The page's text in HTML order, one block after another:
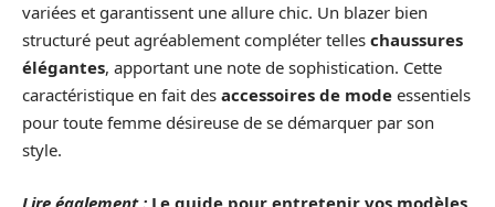
variées et garantissent une allure chic. Un blazer bien
structuré peut agréablement compléter telles chaussures
élégantes, apportant une note de sophistication. Cette
caractéristique en fait des accessoires de mode essentiels
pour toute femme désireuse de se démarquer par son
style.
Lire également : Le guide pour entretenir vos modèles